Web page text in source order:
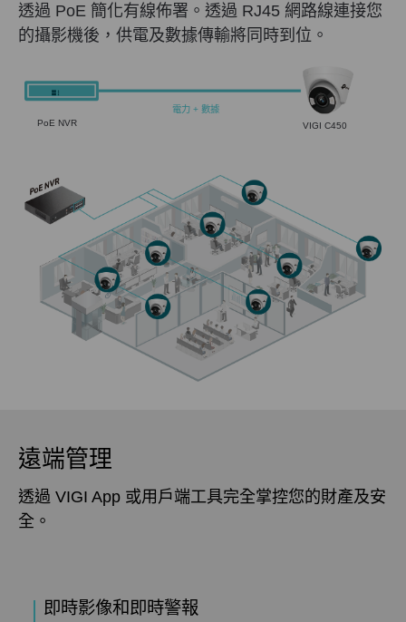
透過 PoE 簡化有線佈署。透過 RJ45 網路線連接您
的攝影機後，供電及數據傳輸將同時到位。
PoE NVR
電力 + 數據
VIGI C450
遠端管理
透過 VIGI App 或用戶端工具完全掌控您的財產及安
全。
即時影像和即時警報